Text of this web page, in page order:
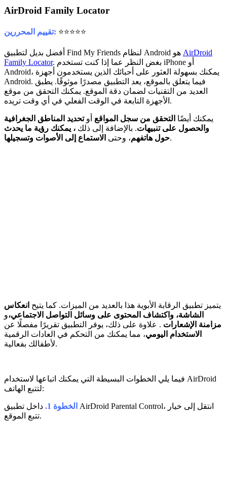
AirDroid Family Locator
تقييم المحررين: ⭐⭐⭐⭐⭐
AirDroid
Family Locator. بغض النظر عما إذا كنت تستخدم iPhone أو
Android، يمكنك بسهولة العثور على أحبائك الذين يستخدمون أجهزة
Android. فيما يتعلق بالموقع، يعد التطبيق مصدرًا موثوقًا. يطبق
العديد من التقنيات لضمان دقة الموقع. يمكنك التحقق من موقع
الأجهزة التابعة في الوقت الفعلي في أي وقت تريده.
يمكنك أيضًا التحقق من سجل المواقع أوتحديد المناطق الجغرافية
والحصول على تنبيهات. بالإضافة إلى ذلك ، يمكنك رؤية ما يحدث
حول هاتفهم، وحتى الاستماع إلى الأصوات وتسجيلها .
يتميز تطبيق الرقابة الأبوية هذا بالعديد من الميزات. كما يتيح انعكاس
الشاشة، واكتشاف المحتوى على وسائل التواصل الاجتماعي،و
مزامنة الإشعارات . علاوة على ذلك، يوفر التطبيق تقريرًا مفصلًا عن
الاستخدام اليومي، مما يمكنك من التحكم في العادات الرقمية
لأطفالك بفعالية.
فيما يلي الخطوات البسيطة التي يمكنك اتباعها لاستخدام AirDroid
لتتبع الهاتف:
الخطوة 1.
داخل تطبيق AirDroid Parental Control، انتقل إلى خيار
تتبع الموقع.